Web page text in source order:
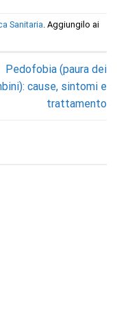
Sanitaria. Aggiungilo ai
Pedofobia (paura dei
cause, sintomi e
trattamento